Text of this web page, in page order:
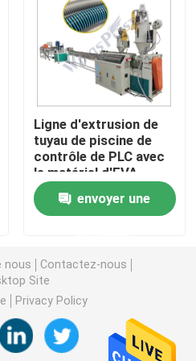
tuyau de PVC
tuyau de PPR
tuyau de PE
de tuyau
de production
de feuille
Ligne d'extrusion de
tuyau de piscine de
contrôle de PLC avec
le matériel d'EVA
LLDPE
envoyer une
nous
Contactez-nous
Site
Privacy Policy